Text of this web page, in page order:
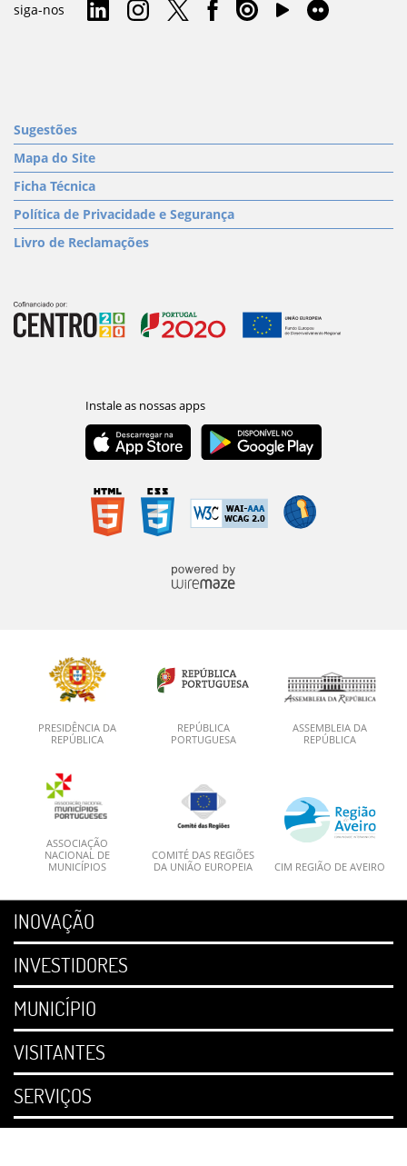
siga-nos
Sugestões
Mapa do Site
Ficha Técnica
Política de Privacidade e Segurança
Livro de Reclamações
PRESIDÊNCIA DA
REPÚBLICA
REPÚBLICA
PORTUGUESA
ASSEMBLEIA DA
REPÚBLICA
ASSOCIAÇÃO
NACIONAL DE
MUNICÍPIOS
COMITÉ DAS REGIÕES
DA UNIÃO EUROPEIA
CIM REGIÃO DE AVEIRO
INOVAÇÃO
INVESTIDORES
MUNICÍPIO
VISITANTES
SERVIÇOS